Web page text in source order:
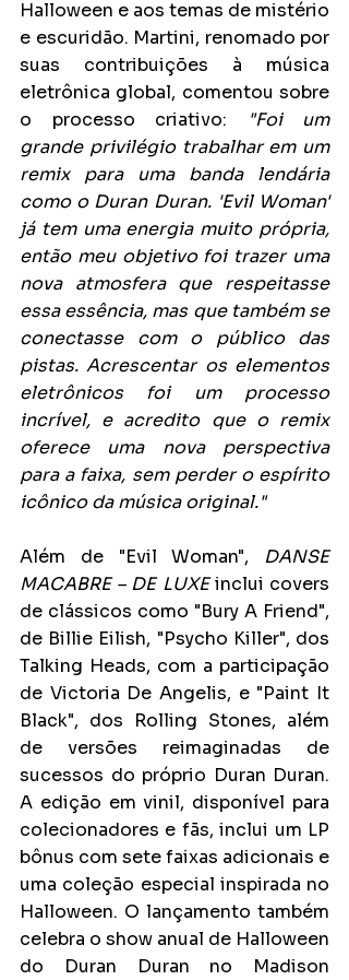
Halloween e aos temas de mistério
e escuridão. Martini, renomado por
suas contribuições à música
eletrônica global, comentou sobre
o processo criativo:
"Foi um
grande privilégio trabalhar em um
remix para uma banda lendária
como o Duran Duran. 'Evil Woman'
já tem uma energia muito própria,
então meu objetivo foi trazer uma
nova atmosfera que respeitasse
essa essência, mas que também se
conectasse com o público das
pistas. Acrescentar os elementos
eletrônicos foi um processo
incrível, e acredito que o remix
oferece uma nova perspectiva
para a faixa, sem perder o espírito
icônico da música original."
Além de "Evil Woman", DANSE
MACABRE – DE LUXE inclui covers
de clássicos como "Bury A Friend",
de Billie Eilish, "Psycho Killer", dos
Talking Heads, com a participação
de Victoria De Angelis, e "Paint It
Black", dos Rolling Stones, além
de versões reimaginadas de
sucessos do próprio Duran Duran.
A edição em vinil, disponível para
colecionadores e fãs, inclui um LP
bônus com sete faixas adicionais e
uma coleção especial inspirada no
Halloween. O lançamento também
celebra o show anual de Halloween
do Duran Duran no Madison